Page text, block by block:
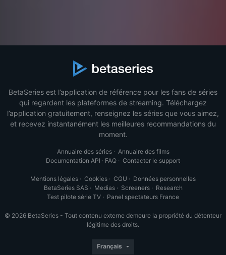
BetaSeries est l’application de référence pour les fans de séries
qui regardent les plateformes de streaming. Téléchargez
l’application gratuitement, renseignez les séries que vous aimez,
et recevez instantanément les meilleures recommandations du
moment.
Annuaire des séries· Annuaire des films
Documentation API · FAQ · Contacter le support
Mentions légales · Cookies · CGU · Données personnelles
BetaSeries SAS · Medias· Screeners· Research
Test pilote série TV · Panel spectateurs France
© 2026 BetaSeries - Tout contenu externe demeure la propriété du détenteur
légitime des droits.
Français